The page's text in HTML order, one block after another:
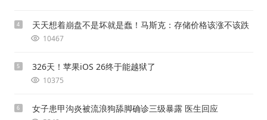
4 天天想着崩盘不是坏就是蠢！马斯克：存储价格该涨不该跌
10467
5 326天！苹果iOS 26终于能越狱了
10375
6 女子患甲沟炎被流浪狗舔脚确诊三级暴露 医生回应